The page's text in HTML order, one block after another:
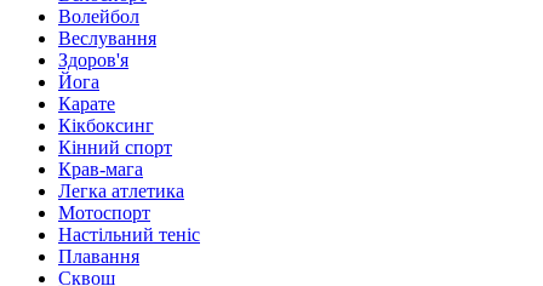
Волейбол
Веслування
Здоров'я
Йога
Карате
Кікбоксинг
Кінний спорт
Крав-мага
Легка атлетика
Мотоспорт
Настільний теніс
Плавання
Сквош